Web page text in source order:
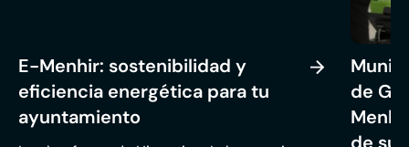
E-Menhir: sostenibilidad y
eficiencia energética para tu
ayuntamiento
de
de